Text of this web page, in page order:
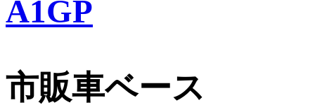
A1GP
市販車ベース